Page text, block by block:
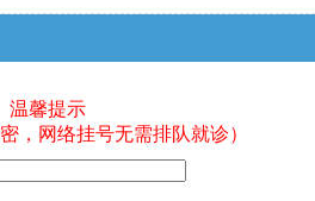
温馨提示
，网络挂号无需排队就诊）